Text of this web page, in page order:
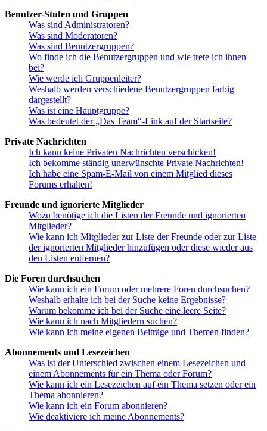
Benutzer-Stufen und Gruppen
Was sind Administratoren?
Was sind Moderatoren?
Was sind Benutzergruppen?
Wo finde ich die Benutzergruppen und wie trete ich ihnen
bei?
Wie werde ich Gruppenleiter?
Weshalb werden verschiedene Benutzergruppen farbig
dargestellt?
Was ist eine Hauptgruppe?
Was bedeutet der „Das Team“-Link auf der Startseite?
Private Nachrichten
Ich kann keine Privaten Nachrichten verschicken!
Ich bekomme ständig unerwünschte Private Nachrichten!
Ich habe eine Spam-E-Mail von einem Mitglied dieses
Forums erhalten!
Freunde und ignorierte Mitglieder
Wozu benötige ich die Listen der Freunde und ignorierten
Mitglieder?
Wie kann ich Mitglieder zur Liste der Freunde oder zur Liste
der ignorierten Mitglieder hinzufügen oder diese wieder aus
den Listen entfernen?
Die Foren durchsuchen
Wie kann ich ein Forum oder mehrere Foren durchsuchen?
Weshalb erhalte ich bei der Suche keine Ergebnisse?
Warum bekomme ich bei der Suche eine leere Seite?
Wie kann ich nach Mitgliedern suchen?
Wie kann ich meine eigenen Beiträge und Themen finden?
Abonnements und Lesezeichen
Was ist der Unterschied zwischen einem Lesezeichen und
einem Abonnements für ein Thema oder Forum?
Wie kann ich ein Lesezeichen auf ein Thema setzen oder ein
Thema abonnieren?
Wie kann ich ein Forum abonnieren?
Wie deaktiviere ich meine Abonnements?